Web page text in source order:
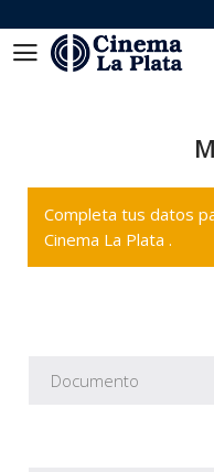
Completa tus datos
Cinema La Plata .